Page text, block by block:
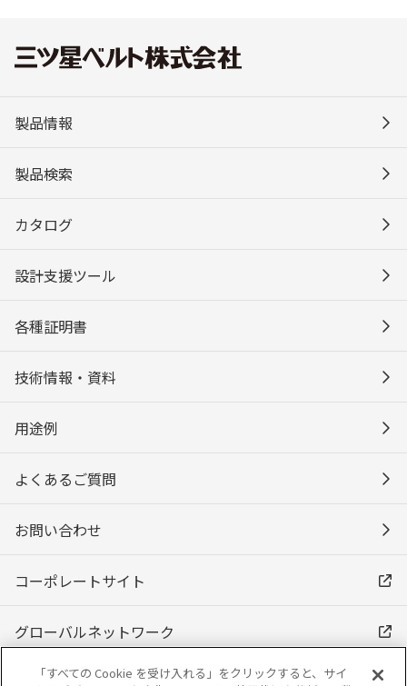
製品情報
製品検索
カタログ
設計支援ツール
各種証明書
技術情報・資料
用途例
よくあるご質問
お問い合わせ
コーポレートサイト
グローバルネットワーク
「すべての Cookie を受け入れる」をクリックすると、サイ